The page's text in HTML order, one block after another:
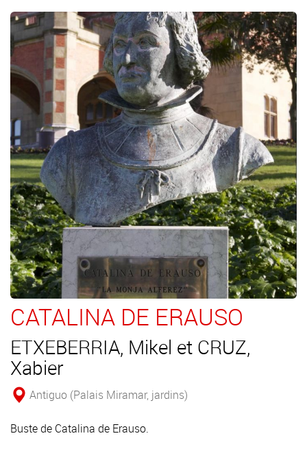
CATALINA DE ERAUSO
ETXEBERRIA, Mikel et CRUZ,
Xabier
Antiguo (Palais Miramar, jardins)
Buste de Catalina de Erauso.